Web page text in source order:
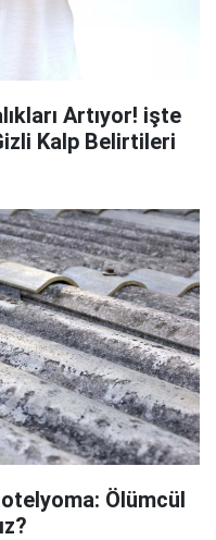
Artıyor! işte
Kalp Belirtileri
Ölümcül